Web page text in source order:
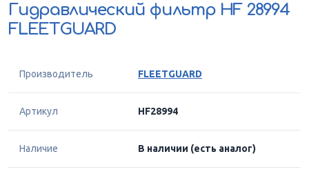
Гидравлический фильтр HF 28994
FLEETGUARD
Производитель FLEETGUARD
Артикул HF28994
Наличие В наличии (есть аналог)